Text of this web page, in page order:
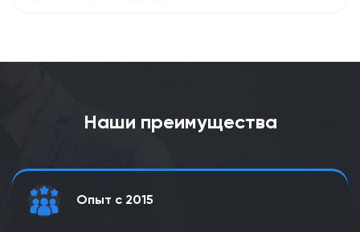
Наши преимущества
Опыт с 2015